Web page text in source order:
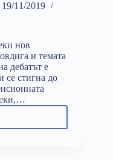
19/11/2019
нов
и темата
дебатът е
се стигна до